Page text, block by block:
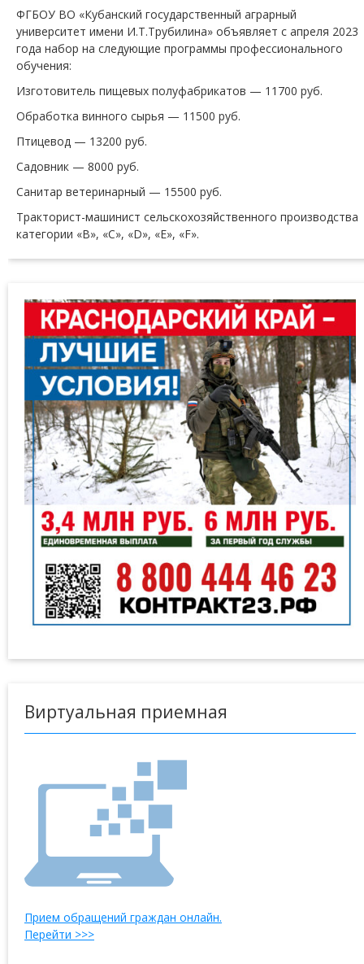
ФГБОУ ВО «Кубанский государственный аграрный
университет имени И.Т.Трубилина» объявляет с апреля 2023
года набор на следующие программы профессионального
обучения:
Изготовитель пищевых полуфабрикатов — 11700 руб.
Обработка винного сырья — 11500 руб.
Птицевод — 13200 руб.
Садовник — 8000 руб.
Санитар ветеринарный — 15500 руб.
Тракторист-машинист сельскохозяйственного производства
категории «B», «C», «D», «E», «F».
Виртуальная приемная
Прием обращений граждан онлайн.
Перейти >>>